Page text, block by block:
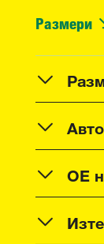
Размери
OE